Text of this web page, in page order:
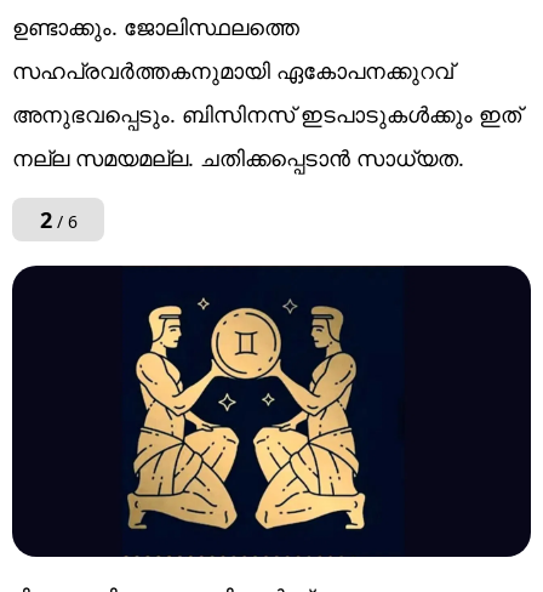
ഉണ്ടാക്കും. ജോലിസ്ഥലത്തെ
സഹപ്രവർത്തകനുമായി ഏകോപനക്കുറവ്
അനുഭവപ്പെടും. ബിസിനസ് ഇടപാടുകൾക്കും ഇത്
നല്ല സമയമല്ല. ചതിക്കപ്പെടാൻ സാധ്യത.
2/ 6